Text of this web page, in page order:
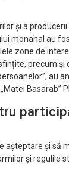
și a
monahal au
zone de
precum și
au
Basarab”
așteptare și să
și regulile